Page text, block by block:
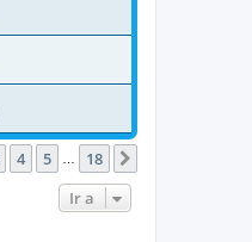
184 5 18
Ir a